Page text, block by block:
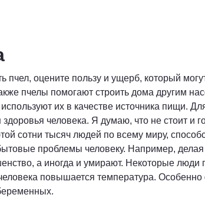
пчел, оцените пользу и ущерб, который
пчелы помогают строить дома другим
их в качестве источника пищи.
человека. Я думаю, что не стоит
сотни тысяч людей по всему миру,
проблемы человеку. Например,
а иногда и умирают. Некоторые
повышается температура.